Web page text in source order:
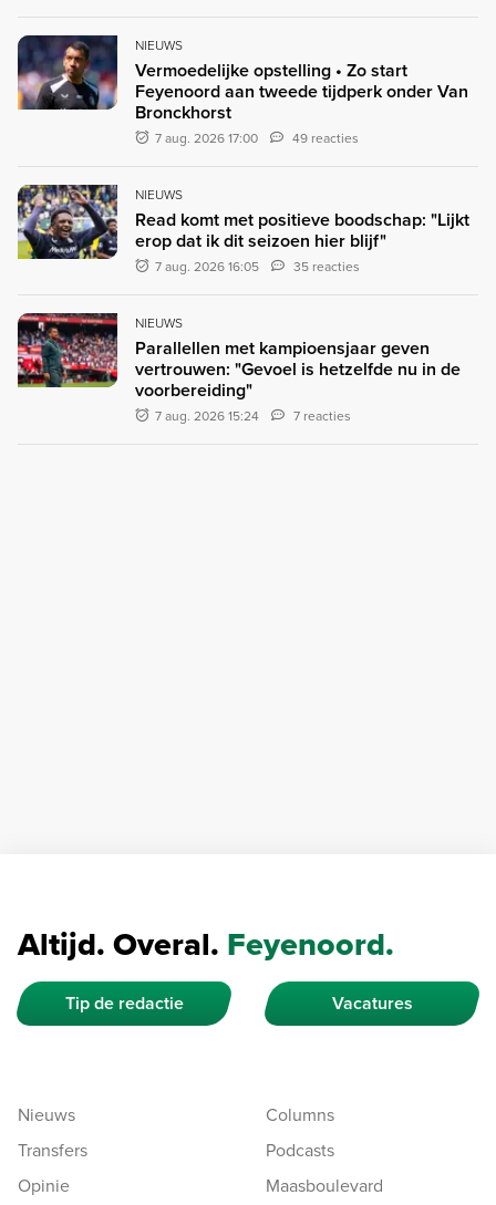
NIEUWS
Vermoedelijke opstelling • Zo start
Feyenoord aan tweede tijdperk onder Van
Bronckhorst
7 aug. 2026 17:00 49 reacties
NIEUWS
Read komt met positieve boodschap: "Lijkt
erop dat ik dit seizoen hier blijf"
7 aug. 2026 16:05 35 reacties
NIEUWS
Parallellen met kampioensjaar geven
vertrouwen: "Gevoel is hetzelfde nu in de
voorbereiding"
7 aug. 2026 15:24 7 reacties
Altijd. Overal. Feyenoord.
Tip de redactie Vacatures
Nieuws
Transfers
Opinie
Columns
Podcasts
Maasboulevard